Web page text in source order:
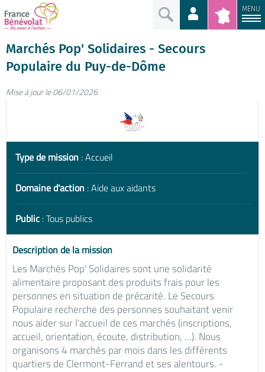
MENU
Marchés Pop' Solidaires - Secours
Populaire du Puy-de-Dôme
Mise à jour le 06/01/2026
Type de mission : Accueil
Domaine d'action : Aide aux aidants
Public : Tous publics
Description de la mission
Les Marchés Pop' Solidaires sont une solidarité
alimentaire proposant des produits frais pour les
personnes en situation de précarité. Le Secours
Populaire recherche des personnes souhaitant venir
nous aider sur l'accueil de ces marchés (inscriptions,
accueil, orientation, écoute, distribution, ...). Nous
organisons 4 marchés par mois dans les différents
quartiers de Clermont-Ferrand et ses alentours. -